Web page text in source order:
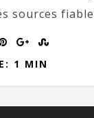
sources
1 MIN